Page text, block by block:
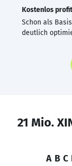
Kostenlos
Schon als
deutlich
21 Mio.
A B C